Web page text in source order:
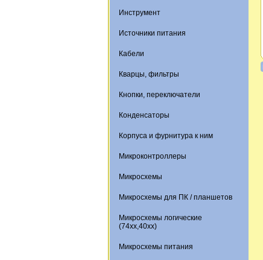
Инструмент
Источники питания
Кабели
Кварцы, фильтры
Кнопки, переключатели
Конденсаторы
Корпуса и фурнитура к ним
Микроконтроллеры
Микросхемы
Микросхемы для ПК / планшетов
Микросхемы логические
(74xx,40xx)
Микросхемы питания